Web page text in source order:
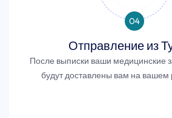
04
Отправление из
После выписки ваши медицинские
будут доставлены вам на вашем